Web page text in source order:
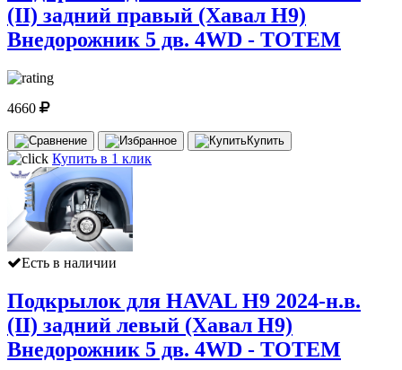
(II) задний правый (Хавал Н9)
Внедорожник 5 дв. 4WD - TOTEM
4660
Купить
Купить в 1 клик
Есть в наличии
Подкрылок для HAVAL H9 2024-н.в.
(II) задний левый (Хавал Н9)
Внедорожник 5 дв. 4WD - TOTEM